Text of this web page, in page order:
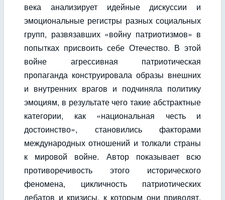
века анализирует идейные дискуссии и
эмоциональные регистры разных социальных
групп, развязавших «войну патриотизмов» в
попытках присвоить себе Отечество. В этой
войне агрессивная патриотическая
пропаганда конструировала образы внешних
и внутренних врагов и подчиняла политику
эмоциям, в результате чего такие абстрактные
категории, как «национальная честь и
достоинство», становились факторами
международных отношений и толкали страны
к мировой войне. Автор показывает всю
противоречивость этого исторического
феномена, цикличность патриотических
дебатов и кризисы, к которым они приводят.